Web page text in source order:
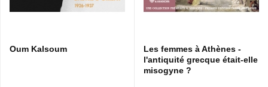
Oum Kalsoum
Les femmes à Athènes -
l'antiquité grecque était-elle
misogyne ?